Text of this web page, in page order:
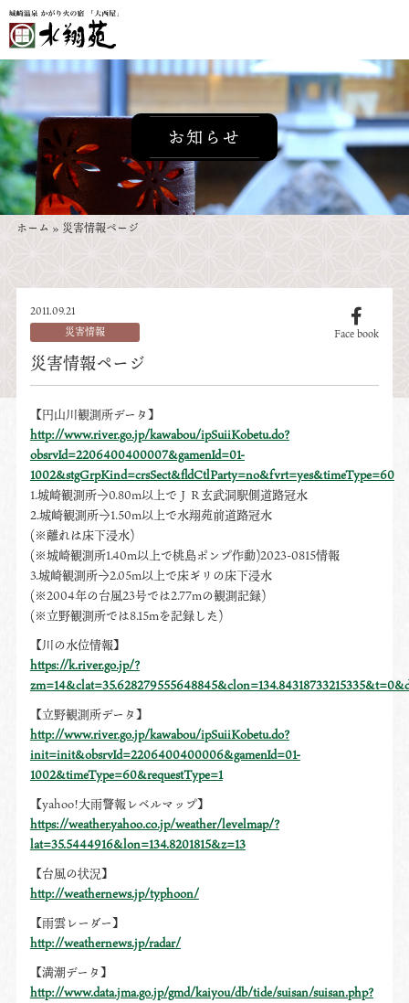
お知らせ
ホーム » 災害情報ページ
2011.09.21
災害情報
Face book
災害情報ページ
【円山川観測所データ】
http://www.river.go.jp/kawabou/ipSuiiKobetu.do?
obsrvId=2206400400007&gamenId=01-
1002&stgGrpKind=crsSect&fldCtlParty=no&fvrt=yes&timeType=60
1.城崎観測所→0.80m以上でＪＲ玄武洞駅側道路冠水
2.城崎観測所→1.50m以上で水翔苑前道路冠水
(※離れは床下浸水)
(※城崎観測所1.40m以上で桃島ポンプ作動)2023-0815情報
3.城崎観測所→2.05m以上で床ギリの床下浸水
(※2004年の台風23号では2.77mの観測記録)
(※立野観測所では8.15mを記録した)
【川の水位情報】
https://k.river.go.jp/?
【立野観測所データ】
http://www.river.go.jp/kawabou/ipSuiiKobetu.do?
init=init&obsrvId=2206400400006&gamenId=01-
1002&timeType=60&requestType=1
【yahoo!大雨警報レベルマップ】
https://weather.yahoo.co.jp/weather/levelmap/?
lat=35.5444916&lon=134.8201815&z=13
【台風の状況】
http://weathernews.jp/typhoon/
【雨雲レーダー】
http://weathernews.jp/radar/
【満潮データ】
http://www.data.jma.go.jp/gmd/kaiyou/db/tide/suisan/suisan.php?